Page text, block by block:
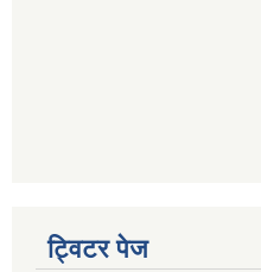
ट्विटर पेज